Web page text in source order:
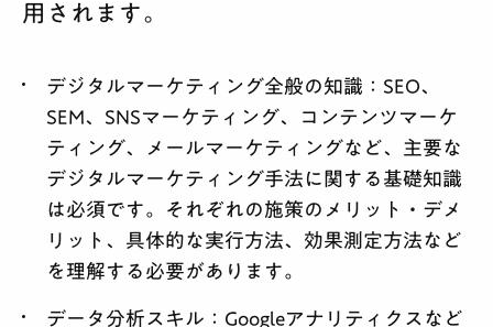
用されます。
デジタルマーケティング全般の知識： SEO、
SEM、SNSマーケティング、コンテンツマーケ
ティング、メールマーケティングなど、主要な
デジタルマーケティング手法に関する基礎知識
は必須です。それぞれの施策のメリット・デメ
リット、具体的な実行方法、効果測定方法など
を理解する必要があります。
データ分析スキル： Googleアナリティクスなど